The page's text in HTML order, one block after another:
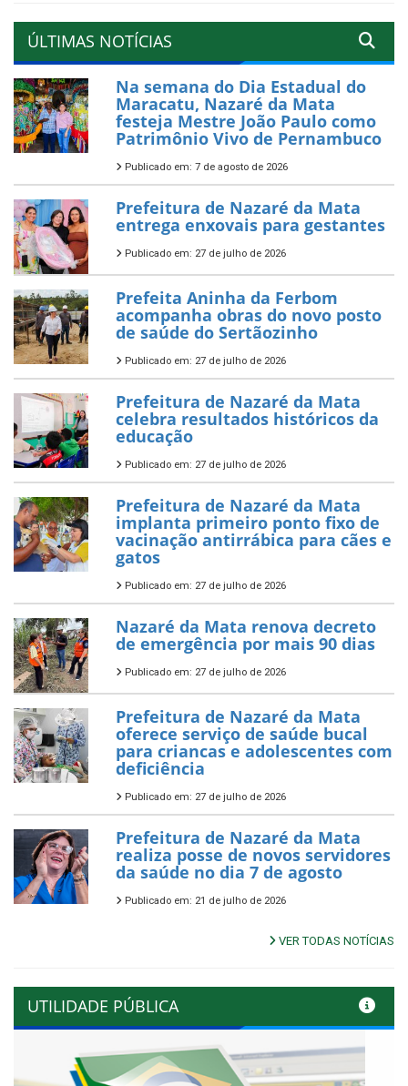
ÚLTIMAS NOTÍCIAS
Na semana do Dia Estadual do
Maracatu, Nazaré da Mata
festeja Mestre João Paulo como
Patrimônio Vivo de Pernambuco
Publicado em: 7 de agosto de 2026
Prefeitura de Nazaré da Mata
entrega enxovais para gestantes
Publicado em: 27 de julho de 2026
Prefeita Aninha da Ferbom
acompanha obras do novo posto
de saúde do Sertãozinho
Publicado em: 27 de julho de 2026
Prefeitura de Nazaré da Mata
celebra resultados históricos da
educação
Publicado em: 27 de julho de 2026
Prefeitura de Nazaré da Mata
implanta primeiro ponto fixo de
vacinação antirrábica para cães e
gatos
Publicado em: 27 de julho de 2026
Nazaré da Mata renova decreto
de emergência por mais 90 dias
Publicado em: 27 de julho de 2026
Prefeitura de Nazaré da Mata
oferece serviço de saúde bucal
para criancas e adolescentes com
deficiência
Publicado em: 27 de julho de 2026
Prefeitura de Nazaré da Mata
realiza posse de novos servidores
da saúde no dia 7 de agosto
Publicado em: 21 de julho de 2026
VER TODAS NOTÍCIAS
UTILIDADE PÚBLICA